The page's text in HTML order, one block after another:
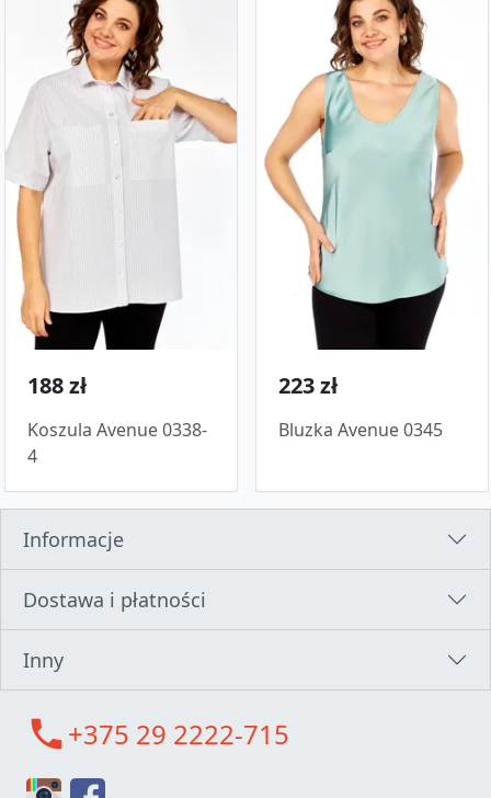
188 zł
Koszula Avenue 0338-
4
223 zł
Bluzka Avenue 0345
Informacje
Dostawa i płatności
Inny
call+375 29 2222-715